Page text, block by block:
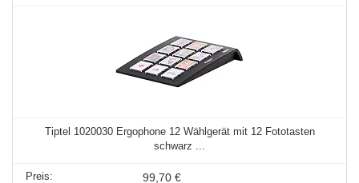
Tiptel 1020030 Ergophone 12 Wählgerät mit 12 Fototasten
schwarz ...
99,70 €